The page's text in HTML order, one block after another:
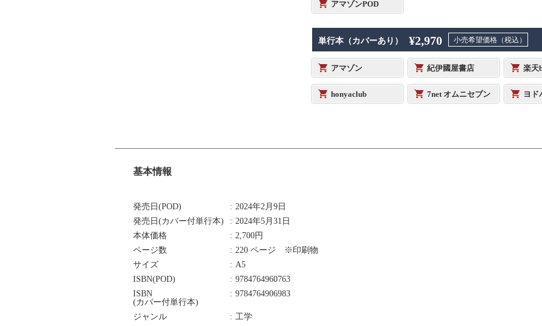
アマゾンPOD
単行本（カバーあり） ¥2,970 小売希望価格（税込）
アマゾン 紀伊國屋書店 楽天
honyaclub 7net オムニセブン ヨド
基本情報
発売日(POD)
2024年2月9日
発売日(カバー付単行本)
2024年5月31日
本体価格
2,700円
ページ数
220 ページ ※印刷物
サイズ
A5
ISBN(POD)
9784764960763
ISBN
(カバー付単行本)
9784764906983
ジャンル
工学